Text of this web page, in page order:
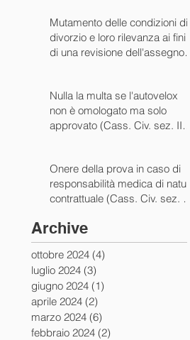
Mutamento delle condizioni di
divorzio e loro rilevanza ai fini
di una revisione dell'assegno
Nulla la multa se l'autovelox
non è omologato ma solo
approvato (Cass. Civ. sez. II
Onere della prova in caso di
responsabilità medica di natura
contrattuale (Cass. Civ. sez. III
Archive
ottobre 2024 (4)
luglio 2024 (3)
giugno 2024 (1)
aprile 2024 (2)
marzo 2024 (6)
febbraio 2024 (2)